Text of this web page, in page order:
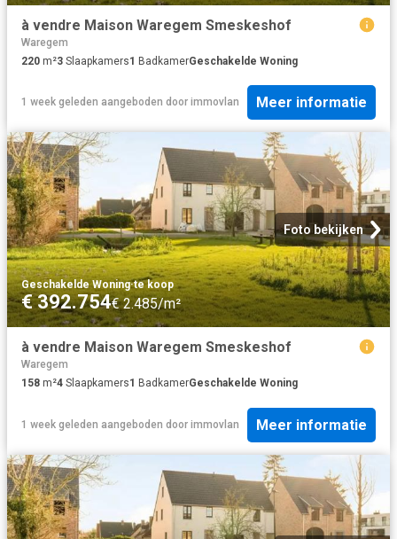
à vendre Maison Waregem Smeskeshof
Waregem
220 m²3 Slaapkamers1 BadkamerGeschakelde Woning
1 week geleden aangeboden door immovlan Meer informatie
Foto bekijken
Geschakelde Woning·te koop
€ 392.754€ 2.485/m²
à vendre Maison Waregem Smeskeshof
Waregem
158 m²4 Slaapkamers1 BadkamerGeschakelde Woning
1 week geleden aangeboden door immovlan Meer informatie